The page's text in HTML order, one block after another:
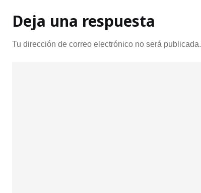
Deja una respuesta
Tu dirección de correo electrónico no será publicada.